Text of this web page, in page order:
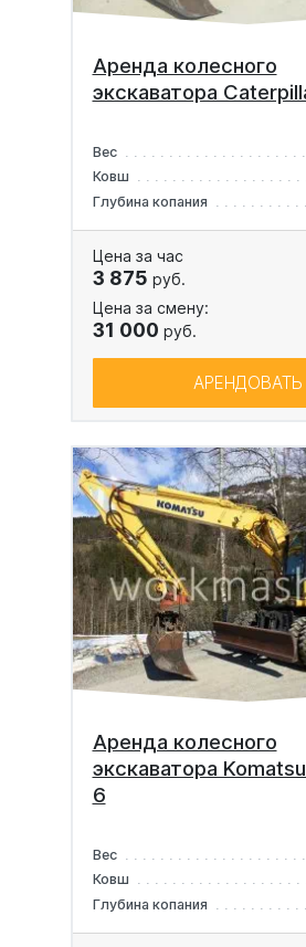
Аренда колесного
экскаватора
Вес
Ковш
Глубина копания
Цена за час
3 875 руб.
Цена за смену:
31 000 руб.
АРЕНДОВАТЬ
Аренда колесного
экскаватора
6
Вес
Ковш
Глубина копания